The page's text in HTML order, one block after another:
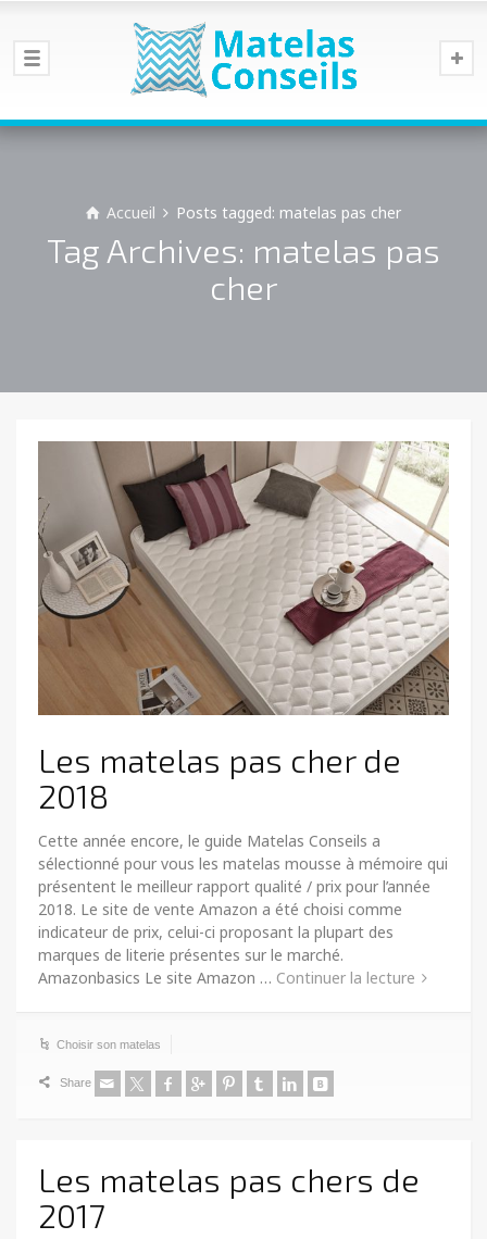
Accueil Posts tagged: matelas pas cher
Tag Archives: matelas pas
cher
Les matelas pas cher de
2018
Cette année encore, le guide Matelas Conseils a
sélectionné pour vous les matelas mousse à mémoire qui
présentent le meilleur rapport qualité / prix pour l’année
2018. Le site de vente Amazon a été choisi comme
indicateur de prix, celui-ci proposant la plupart des
marques de literie présentes sur le marché.
Amazonbasics Le site Amazon … Continuer la lecture
Choisir son matelas
Share
Les matelas pas chers de
2017